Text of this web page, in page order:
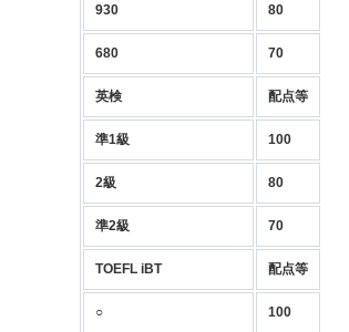
930 80
680 70
英検 配点等
準1級 100
2級 80
準2級 70
TOEFL iBT 配点等
○ 100